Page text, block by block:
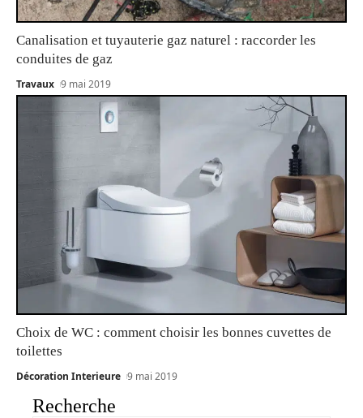
Canalisation et tuyauterie gaz naturel : raccorder les
conduites de gaz
Travaux 9 mai 2019
Choix de WC : comment choisir les bonnes cuvettes de
toilettes
Décoration Interieure 9 mai 2019
Recherche